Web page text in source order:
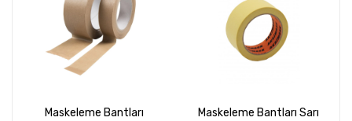
Maskeleme Bantları
Maskeleme Bantları Sarı